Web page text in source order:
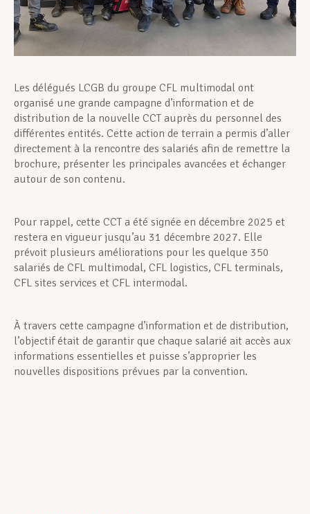
Les délégués LCGB du groupe CFL multimodal ont
organisé une grande campagne d’information et de
distribution de la nouvelle CCT auprès du personnel des
différentes entités. Cette action de terrain a permis d’aller
directement à la rencontre des salariés afin de remettre la
brochure, présenter les principales avancées et échanger
autour de son contenu.
Pour rappel, cette CCT a été signée en décembre 2025 et
restera en vigueur jusqu’au 31 décembre 2027. Elle
prévoit plusieurs améliorations pour les quelque 350
salariés de CFL multimodal, CFL logistics, CFL terminals,
CFL sites services et CFL intermodal.
À travers cette campagne d’information et de distribution,
l’objectif était de garantir que chaque salarié ait accès aux
informations essentielles et puisse s’approprier les
nouvelles dispositions prévues par la convention.